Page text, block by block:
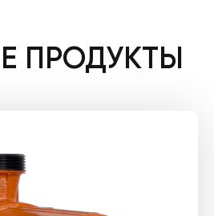
ПРОДУКТЫ